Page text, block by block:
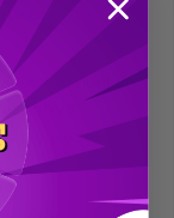
et
recherchent un
bien-être